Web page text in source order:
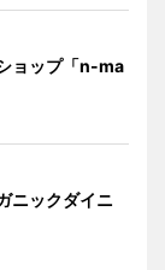
ョップ「n-ma
ニックダイニ